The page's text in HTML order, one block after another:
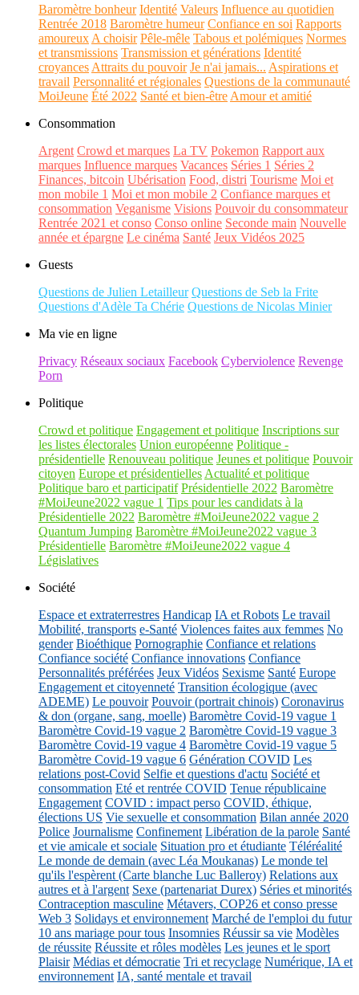
Baromètre bonheur Identité Valeurs Influence au quotidien
Rentrée 2018 Baromètre humeur Confiance en soi Rapports
amoureux A choisir Pêle-mêle Tabous et polémiques Normes
et transmissions Transmission et générations Identité
croyances Attraits du pouvoir Je n'ai jamais... Aspirations et
travail Personnalité et régionales Questions de la communauté
MoiJeune Été 2022 Santé et bien-être Amour et amitié
Consommation
Argent Crowd et marques La TV Pokemon Rapport aux
marques Influence marques Vacances Séries 1 Séries 2
Finances, bitcoin Ubérisation Food, distri Tourisme Moi et
mon mobile 1 Moi et mon mobile 2 Confiance marques et
consommation Veganisme Visions Pouvoir du consommateur
Rentrée 2021 et conso Conso online Seconde main Nouvelle
année et épargne Le cinéma Santé Jeux Vidéos 2025
Guests
Questions de Julien Letailleur Questions de Seb la Frite
Questions d'Adèle Ta Chérie Questions de Nicolas Minier
Ma vie en ligne
Privacy Réseaux sociaux Facebook Cyberviolence Revenge
Porn
Politique
Crowd et politique Engagement et politique Inscriptions sur
les listes électorales Union européenne Politique -
présidentielle Renouveau politique Jeunes et politique Pouvoir
citoyen Europe et présidentielles Actualité et politique
Politique baro et participatif Présidentielle 2022 Baromètre
#MoiJeune2022 vague 1 Tips pour les candidats à la
Présidentielle 2022 Baromètre #MoiJeune2022 vague 2
Quantum Jumping Baromètre #MoiJeune2022 vague 3
Présidentielle Baromètre #MoiJeune2022 vague 4
Législatives
Société
Espace et extraterrestres Handicap IA et Robots Le travail
Mobilité, transports e-Santé Violences faites aux femmes No
gender Bioéthique Pornographie Confiance et relations
Confiance société Confiance innovations Confiance
Personnalités préférées Jeux Vidéos Sexisme Santé Europe
Engagement et citoyenneté Transition écologique (avec
ADEME) Le pouvoir Pouvoir (portrait chinois) Coronavirus
& don (organe, sang, moelle) Baromètre Covid-19 vague 1
Baromètre Covid-19 vague 2 Baromètre Covid-19 vague 3
Baromètre Covid-19 vague 4 Baromètre Covid-19 vague 5
Baromètre Covid-19 vague 6 Génération COVID Les
relations post-Covid Selfie et questions d'actu Société et
consommation Eté et rentrée COVID Tenue républicaine
Engagement COVID : impact perso COVID, éthique,
élections US Vie sexuelle et consommation Bilan année 2020
Police Journalisme Confinement Libération de la parole Santé
et vie amicale et sociale Situation pro et étudiante Téléréalité
Le monde de demain (avec Léa Moukanas) Le monde tel
qu'ils l'espèrent (Carte blanche Luc Balleroy) Relations aux
autres et à l'argent Sexe (partenariat Durex) Séries et minorités
Contraception masculine Métavers, COP26 et conso presse
Web 3 Solidays et environnement Marché de l'emploi du futur
10 ans mariage pour tous Insomnies Réussir sa vie Modèles
de réussite Réussite et rôles modèles Les jeunes et le sport
Plaisir Médias et démocratie Tri et recyclage Numérique, IA et
environnement IA, santé mentale et travail